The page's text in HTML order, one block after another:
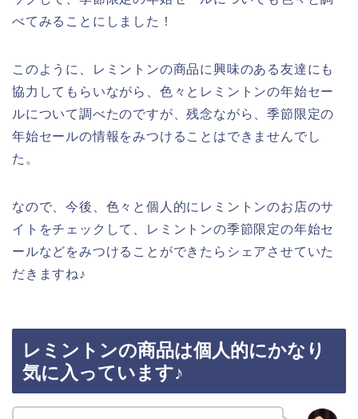
べてみることにしました！
このように、レミントンの商品に興味のある友達にも
協力してもらいながら、色々とレミントンの年始セー
ルについて調べたのですが、残念ながら、季節限定の
年始セールの情報をみつけることはできませんでし
た。
なので、今後、色々と個人的にレミントンのお店のサ
イトをチェックして、レミントンの季節限定の年始セ
ールなどをみつけることができたらシェアさせていた
だきますね♪
レミントンの商品は個人的にかなり
気に入っています♪